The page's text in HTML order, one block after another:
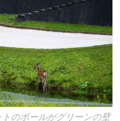
のボールがグリーンの壁